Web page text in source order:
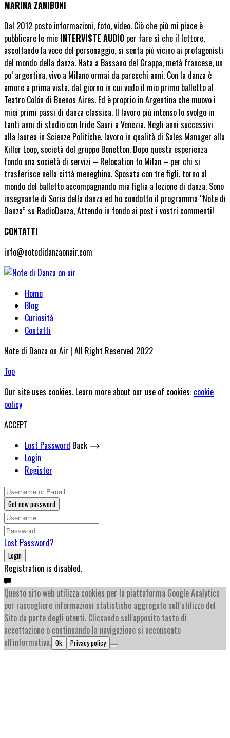
MARINA ZANIBONI
Dal 2012 posto informazioni, foto, video. Ciò che più mi piace è
pubblicare le mie INTERVISTE AUDIO per fare sì che il lettore,
ascoltando la voce del personaggio, si senta più vicino ai protagonisti
del mondo della danza. Nata a Bassano del Grappa, metà francese, un
po’ argentina, vivo a Milano ormai da parecchi anni. Con la danza è
amore a prima vista, dal giorno in cui vedo il mio primo balletto al
Teatro Colón di Buenos Aires. Ed è proprio in Argentina che muovo i
miei primi passi di danza classica. Il lavoro più intenso lo svolgo in
tanti anni di studio con Iride Sauri a Venezia. Negli anni successivi
alla laurea in Scienze Politiche, lavoro in qualità di Sales Manager alla
Killer Loop, società del gruppo Benetton. Dopo questa esperienza
fondo una società di servizi – Relocation to Milan – per chi si
trasferisce nella città meneghina. Sposata con tre figli, torno al
mondo del balletto accompagnando mia figlia a lezione di danza. Sono
insegnante di Soria della danza ed ho condotto il programma “Note di
Danza” su RadioDanza, Attendo in fondo ai post i vostri commenti!
CONTATTI
info@notedidanzaonair.com
Home
Blog
Curiosità
Contatti
Note di Danza on Air | All Right Reserved 2022
Top
Our site uses cookies. Learn more about our use of cookies: cookie
policy
ACCEPT
Lost Password Back ⟶
Login
Register
Get new password
Lost Password?
Login
Registration is disabled.
Questo sito web utilizza cookies per la piattaforma Google Analytics
per raccogliere informazioni statistiche aggregate sull’utilizzo del
Sito da parte degli utenti. Cliccando sull'apposito tasto di
accettazione o continuando la navigazione si acconsente
all'informativa. Ok Privacy policy